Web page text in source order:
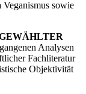
sowie
Analysen
Fachliteratur
Objektivität